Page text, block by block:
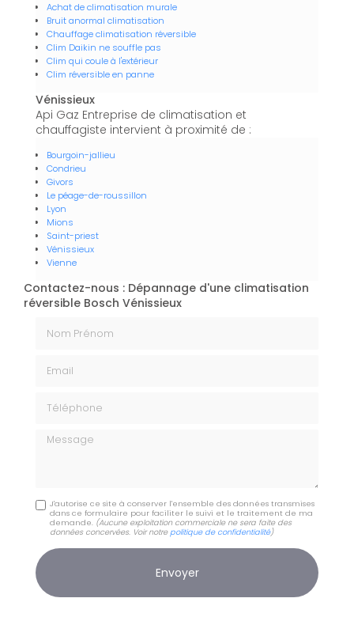
Achat de climatisation murale
Bruit anormal climatisation
Chauffage climatisation réversible
Clim Daikin ne souffle pas
Clim qui coule à l'extérieur
Clim réversible en panne
Vénissieux
Api Gaz Entreprise de climatisation et
chauffagiste intervient à proximité de :
Bourgoin-jallieu
Condrieu
Givors
Le péage-de-roussillon
Lyon
Mions
Saint-priest
Vénissieux
Vienne
Contactez-nous : Dépannage d'une climatisation
réversible Bosch Vénissieux
Message
J'autorise ce site à conserver l'ensemble des données transmises
dans ce formulaire pour faciliter le suivi et le traitement de ma
demande. (Aucune exploitation commerciale ne sera faite des
données concervées. Voir notrepolitique de confidentialité)